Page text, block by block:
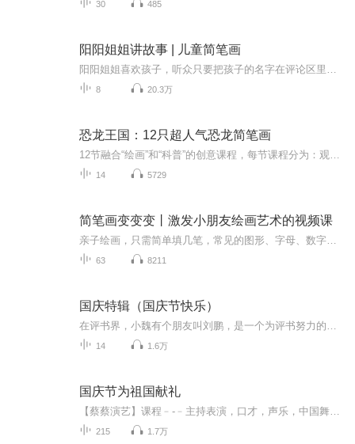
30 485
阳阳姐姐讲故事 | 儿童简笔画
8 20.3万
恐龙王国：12只超人气恐龙简笔画
14 5729
简笔画变变变丨激发小朋友绘画艺术的视频课
63 8211
国庆特辑（国庆节快乐）
14 1.6万
国庆节为祖国献礼
215 1.7万